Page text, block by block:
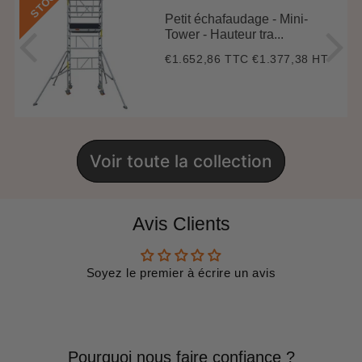
Petit échafaudage - Mini-
Tower - Hauteur tra...
Prix
€1.652,86 TTC€1.652,86
€1.377,38 HT
Voir toute la collection
Avis Clients
Soyez le premier à écrire un avis
Pourquoi nous faire confiance ?